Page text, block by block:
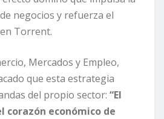
negocios y refuerza el
Torrent.
Mercados y Empleo,
que esta estrategia
del propio sector: “El
corazón económico de